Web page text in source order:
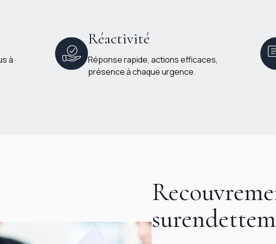
à
Réactivité
Réponse rapide, actions efficaces,
présence à chaque urgence.